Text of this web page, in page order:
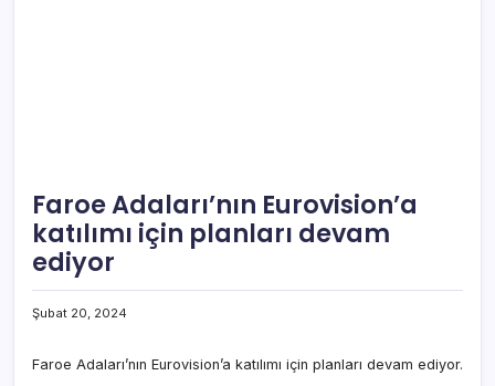
Faroe Adaları’nın Eurovision’a
katılımı için planları devam
ediyor
Şubat 20, 2024
Faroe Adaları’nın Eurovision’a katılımı için planları devam ediyor.